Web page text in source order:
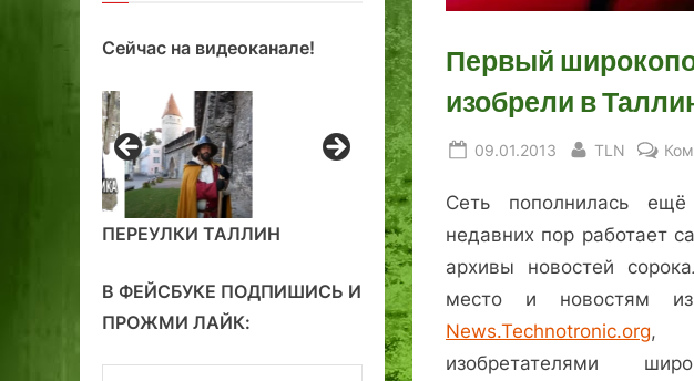
Первый
изобрели в
Posted
09.01.2013 By
TLN
Сеть пополнилась
недавних пор работает
архивы новостей
место и новостям
News.Technotronic.org,
изобретателями
Сейчас на видеоканале!
ПЕРЕУЛКИ ТАЛЛИН
В ФЕЙСБУКЕ ПОДПИШИСЬ И
ПРОЖМИ ЛАЙК: